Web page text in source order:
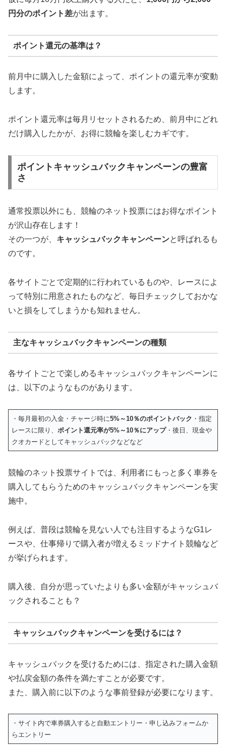
円分のポイント差が出ます。
ポイント還元の基準は？
前月中に購入した金額によって、ポイントの還元率が変動
します。
ポイント還元率は毎月リセットされるため、前月中にどれ
だけ購入したかが、お得に競輪を楽しむカギです。
ポイントキャッシュバックキャンペーンの豊富
さ
通常投票以外にも、競輪のネット投票にはお得なポイント
が沢山存在します！
その一つが、 キャッシュバックキャンペーンと呼ばれるも
のです。
各サイトごとで定期的に行われているものや、レースによ
って特別に用意されたものなど、毎日チェックしておかな
いと損をしてしまうかも知れません。
主なキャッシュバックキャンペーンの種類
各サイトごとで楽しめるキャッシュバックキャンペーンに
は、以下のようなものがあります。
・毎月最初の入金・チャージ時に5%～10％のポイントバック ・指定
レースに限り、ポイント還元率が5%～10％にアップ・後日、現金や
クオカードとしてキャッシュバックなどなど
競輪のネット投票サイトでは、利用者にもっと多く車券を
購入してもらうためのキャッシュバックキャンペーンを実
施中。
例えば、普段は競輪を見ない人でも注目するようなG1レ
ースや、仕事帰りで購入者が増えるミッドナイト競輪など
が挙げられます。
購入後、自分が思っていたよりも多い金額がキャッシュバ
ックされることも？
キャッシュバックキャンペーンを受けるには？
キャッシュバックを受けるためには、指定された購入金額
や払戻金額の条件を満たすことが必要です。
また、購入前に以下のような事前登録が必要になります。
・サイト内で車券購入すると自動エントリー・申し込みフォームか
らエントリー